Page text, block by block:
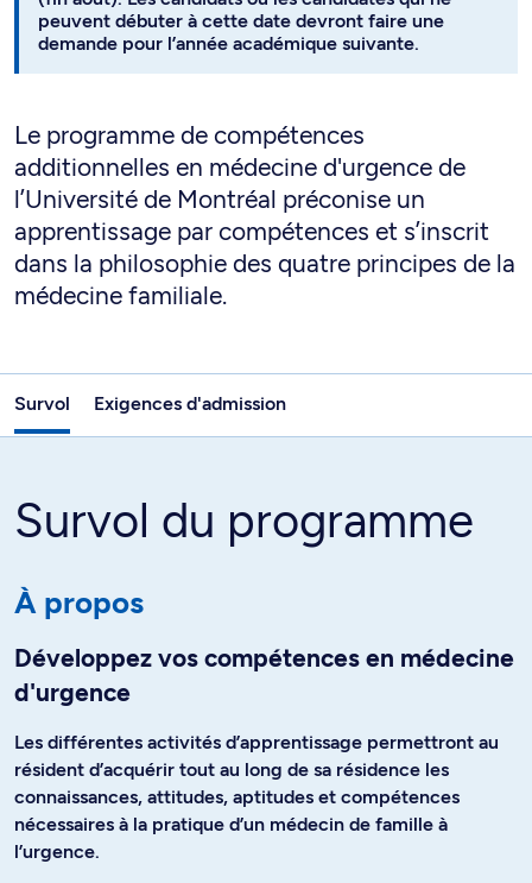
peuvent débuter à cette date devront faire une
demande pour l’année académique suivante.
Le programme de compétences
additionnelles en médecine d'urgence de
l’Université de Montréal préconise un
apprentissage par compétences et s’inscrit
dans la philosophie des quatre principes de la
médecine familiale.
Survol Exigences d'admission
Survol du programme
À propos
Développez vos compétences en médecine
d'urgence
Les différentes activités d’apprentissage permettront au
résident d’acquérir tout au long de sa résidence les
connaissances, attitudes, aptitudes et compétences
nécessaires à la pratique d’un médecin de famille à
l’urgence.